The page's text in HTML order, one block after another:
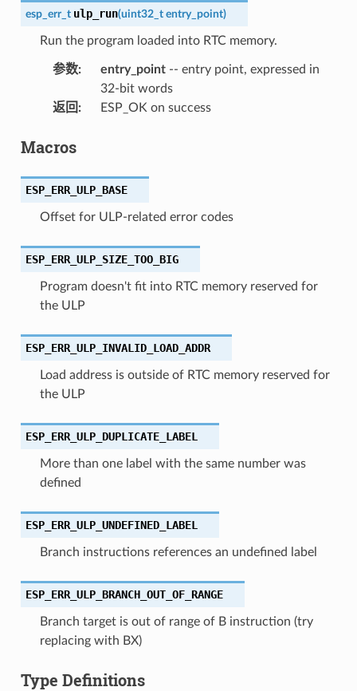
esp_err_t ulp_run(uint32_t entry_point)
Run the program loaded into RTC memory.
参数: entry_point-- entry point, expressed in
32-bit words
返回 : ESP_OK on success
Macros
ESP_ERR_ULP_BASE
Offset for ULP-related error codes
ESP_ERR_ULP_SIZE_TOO_BIG
Program doesn't fit into RTC memory reserved for
the ULP
ESP_ERR_ULP_INVALID_LOAD_ADDR
Load address is outside of RTC memory reserved for
the ULP
ESP_ERR_ULP_DUPLICATE_LABEL
More than one label with the same number was
defined
ESP_ERR_ULP_UNDEFINED_LABEL
Branch instructions references an undefined label
ESP_ERR_ULP_BRANCH_OUT_OF_RANGE
Branch target is out of range of B instruction (try
replacing with BX)
Type Definitions